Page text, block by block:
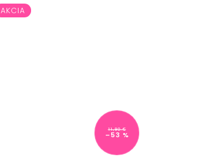
AKCIA
11,90 €
–53 %